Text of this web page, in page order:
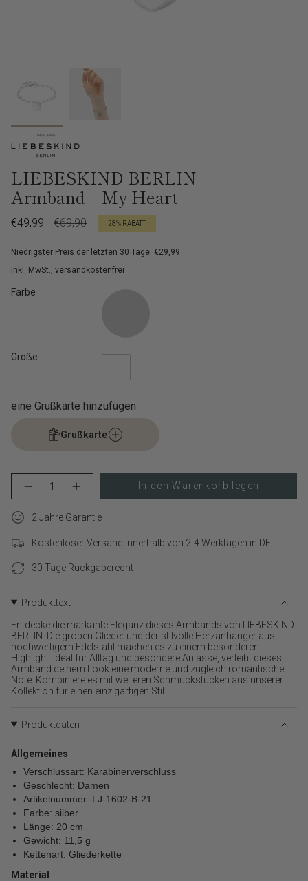
LIEBESKIND BERLIN
Armband – My Heart
Verkaufspreis
€49,99
Regulärer
€69,90 28% RABATT
Niedrigster Preis der letzten 30 Tage: €29,99
Inkl. MwSt., versandkostenfrei
Farbe
Größe
eine Grußkarte hinzufügen
Grußkarte
cart\">
quantity
</span>
Warenkorb",
"decrease"=>"Menge
für
{{
product
}}
verringern",
"multiples_of"=>"Schritte
quantity
"minimum_of"=>"Minimum
von
quantity
"maximum_of"=>"Maximum
von
{{
quantity
}}"}
Menge
für
BERLIN
My
verringern
Schaltfläche
-
BERLIN
Armband
My
Heart">
In den Warenkorb legen
2 Jahre Garantie
Kostenloser Versand innerhalb von 2-4 Werktagen in DE
30 Tage Rückgaberecht
Produkttext
Entdecke die markante Eleganz dieses Armbands von LIEBESKIND
BERLIN. Die groben Glieder und der stilvolle Herzanhänger aus
hochwertigem Edelstahl machen es zu einem besonderen
Highlight. Ideal für Alltag und besondere Anlässe, verleiht dieses
Armband deinem Look eine moderne und zugleich romantische
Note. Kombiniere es mit weiteren Schmuckstücken aus unserer
Kollektion für einen einzigartigen Stil.
Produktdaten
Allgemeines
Verschlussart: Karabinerverschluss
Geschlecht: Damen
Artikelnummer: LJ-1602-B-21
Farbe: silber
Länge: 20 cm
Gewicht: 11,5 g
Kettenart: Gliederkette
Material